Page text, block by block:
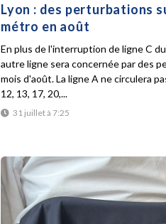
Lyon : des perturbations
métro en août
31 juillet à 7:25
En plus de l'interruption de ligne C
autre ligne sera concernée par des
mois d'août. La ligne A ne circulera
12, 13, 17, 20,...